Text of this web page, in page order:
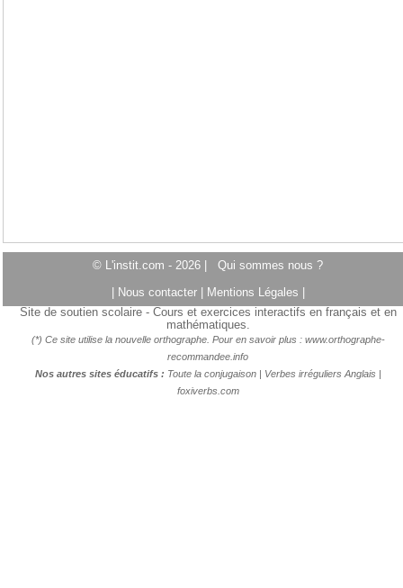
© L'instit.com - 2026 | Qui sommes nous ?
Nous contacter Mentions Légales
Site de soutien scolaire - Cours et exercices interactifs en français et en
mathématiques.
(*) Ce site utilise la nouvelle orthographe. Pour en savoir plus : www.orthographe-
recommandee.info
Nos autres sites éducatifs : Toute la conjugaison| Verbes irréguliers Anglais
foxiverbs.com